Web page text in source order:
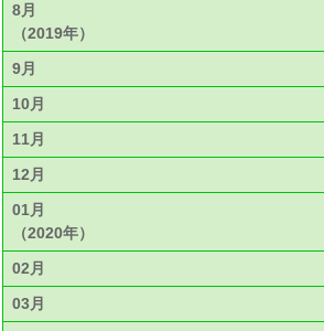
8月
（2019年）
9月
10月
11月
12月
01月
（2020年）
02月
03月